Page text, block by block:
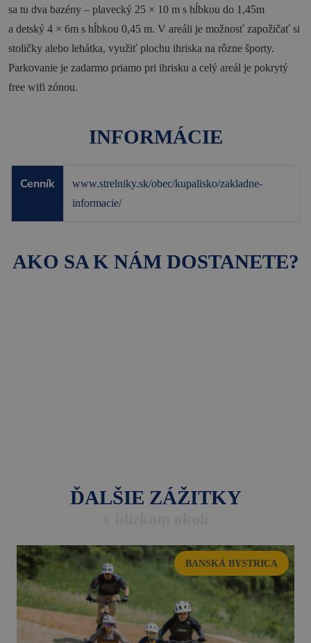
Novinky a podujatia
Novinky
Kalendár podujatí
Kontakt
Zverejnené dokumenty
sa tu dva bazény – plavecký 25 × 10 m s hĺbkou do 1,45m
a detský 4 × 6m s hĺbkou 0,45 m. V areáli je možnosť zapožičať si
stoličky alebo lehátka, využiť plochu ihriska na rôzne športy.
Parkovanie je zadarmo priamo pri ihrisku a celý areál je pokrytý
free wifi zónou.
AKO SA K NÁM DOSTANETE?
INFORMÁCIE
Cenník
www.strelniky.sk/obec/kupalisko/zakladne-
informacie/
ĎALŠIE ZÁŽITKY
BANSKÁ BYSTRICA